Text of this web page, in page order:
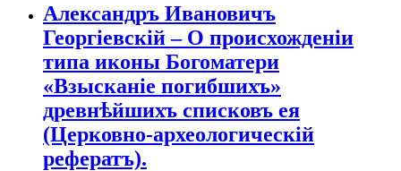
Александръ Ивановичъ
Георгіевскій – О происхожденіи
типа иконы Богоматери
«Взысканiе погибшихъ»
древнѣйшихъ списковъ ея
(Церковно-археологическій
рефератъ).